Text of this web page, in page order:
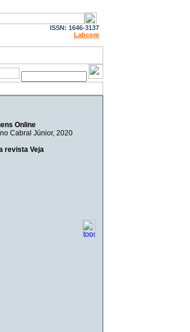
ISSN: 1646-3137
Labcom
Online
Cabral Júnior, 2020
revista Veja